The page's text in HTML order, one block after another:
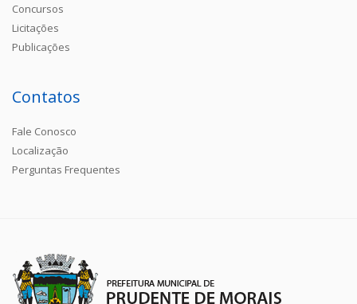
Concursos
Licitações
Publicações
Contatos
Fale Conosco
Localização
Perguntas Frequentes